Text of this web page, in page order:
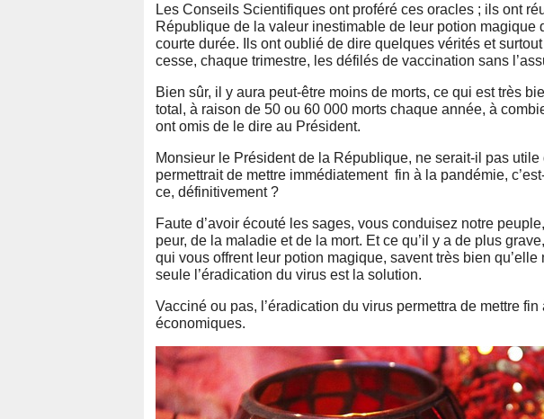
Les Conseils Scientifiques ont proféré ces oracles ; ils ont
République de la valeur inestimable de leur potion magique
courte durée. Ils ont oublié de dire quelques vérités et
cesse, chaque trimestre, les défilés de vaccination sans
Bien sûr, il y aura peut-être moins de morts, ce qui est très
total, à raison de 50 ou 60 000 morts chaque année, à
ont omis de le dire au Président.
Monsieur le Président de la République, ne serait-il pas
permettrait de mettre immédiatement fin à la pandémie,
ce, définitivement ?
Faute d’avoir écouté les sages, vous conduisez notre
peur, de la maladie et de la mort. Et ce qu’il y a de plus
qui vous offrent leur potion magique, savent très bien
seule l’éradication du virus est la solution.
Vacciné ou pas, l’éradication du virus permettra de mettre
économiques.